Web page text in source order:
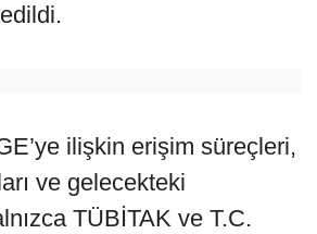
ilişkin erişim süreçleri,
ve gelecekteki
TÜBİTAK ve T.C.